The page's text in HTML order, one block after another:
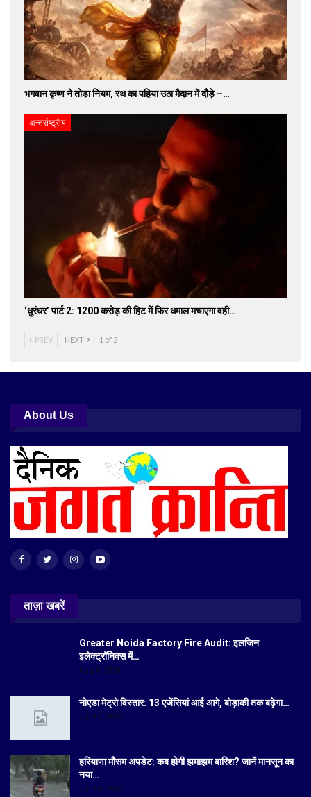
भगवान कृष्ण ने तोड़ा नियम, रथ का पहिया उठा मैदान में दौड़े –…
अन्तर्राष्ट्रीय
‘धुरंधर’ पार्ट 2: 1200 करोड़ की हिट में फिर धमाल मचाएगा वही…
PREV NEXT 1 of 2
About Us
ताज़ा खबरें
Greater Noida Factory Fire Audit: इलजिन
इलेक्ट्रॉनिक्स में…
Aug 6, 2026
नोएडा मेट्रो विस्तार: 13 एजेंसियां आई आगे, बोड़ाकी तक बढ़ेगा…
Jul 19, 2026
हरियाणा मौसम अपडेट: कब होगी झमाझम बारिश? जानें मानसून का
नया…
Jul 18, 2026